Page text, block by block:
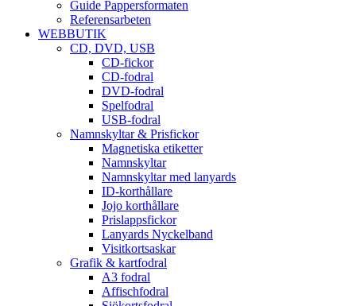
Guide Pappersformaten
Referensarbeten
WEBBUTIK
CD, DVD, USB
CD-fickor
CD-fodral
DVD-fodral
Spelfodral
USB-fodral
Namnskyltar & Prisfickor
Magnetiska etiketter
Namnskyltar
Namnskyltar med lanyards
ID-korthållare
Jojo korthållare
Prislappsfickor
Lanyards Nyckelband
Visitkortsaskar
Grafik & kartfodral
A3 fodral
Affischfodral